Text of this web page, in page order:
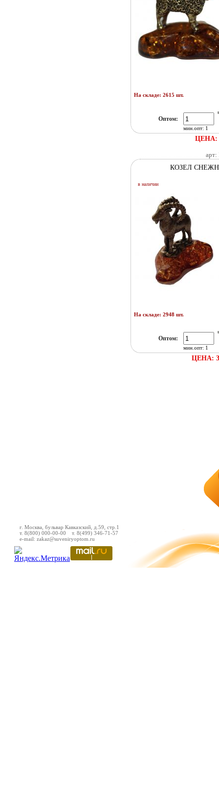
На складе: 2615 шт.
ЦЕНА:
Оптом:
мин.опт: 1
арт:
КОЗЕЛ
в наличии
На складе: 2948 шт.
ЦЕНА:
Оптом:
мин.опт: 1
г. Москва, бульвар Кавказский, д.59, стр.1
т. 8(800) 000-00-00 т. 8(499) 346-71-57
e-mail: zakaz@suveniryoptom.ru